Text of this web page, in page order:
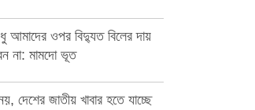
আমাদের ওপর বিদ্যুত বিলের দায়
না: মামদো ভূত
দেশের জাতীয় খাবার হতে যাচ্ছে